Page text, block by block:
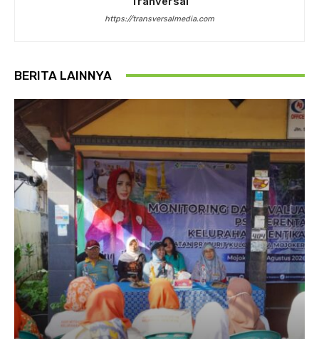
https://transversalmedia.com
BERITA LAINNYA